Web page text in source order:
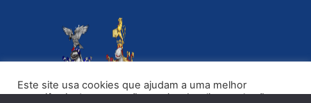
Este site usa cookies que ajudam a uma melhor
experiência de navegação no site. Ao clicar no botão